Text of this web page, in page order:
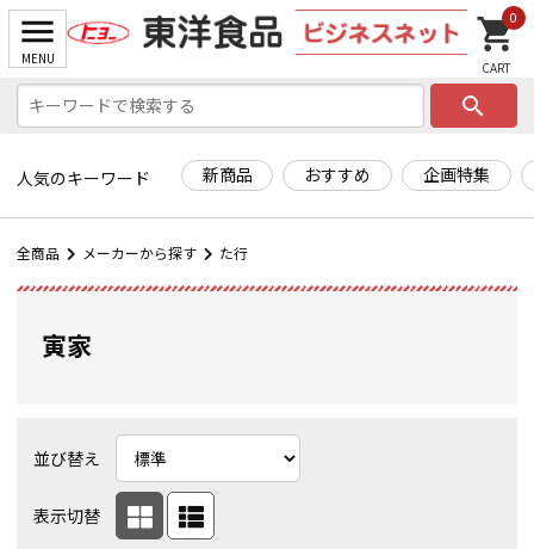
search
人気のキーワード 新商品 おすすめ 企画特集
0
全商品 メーカーから探す た行
寅家
並び替え
表示切替